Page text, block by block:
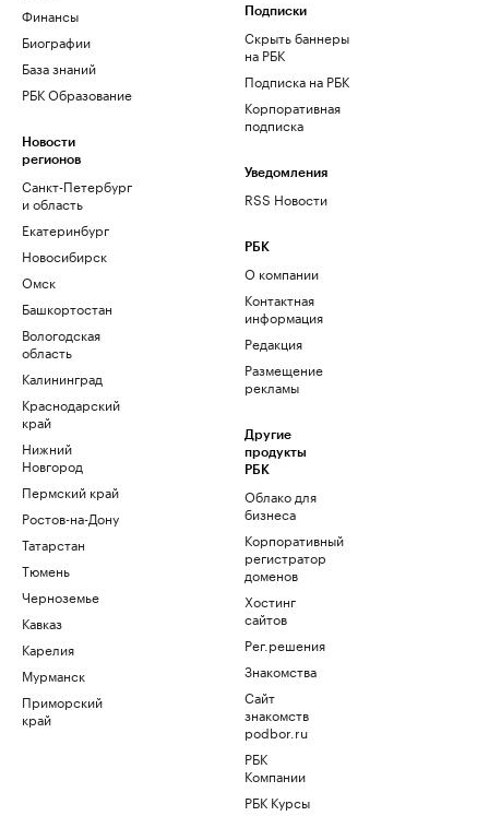
Финансы
Биографии
База знаний
РБК Образование
Новости
регионов
Санкт-Петербург
и область
Екатеринбург
Новосибирск
Омск
Башкортостан
Вологодская
область
Калининград
Краснодарский
край
Нижний
Новгород
Пермский край
Ростов-на-Дону
Татарстан
Тюмень
Черноземье
Кавказ
Карелия
Мурманск
Приморский
край
Подписки
Скрыть баннеры
на РБК
Подписка на РБК
Корпоративная
подписка
Уведомления
RSS Новости
РБК
О компании
Контактная
информация
Редакция
Размещение
рекламы
Другие
продукты
РБК
Облако для
бизнеса
Корпоративный
регистратор
доменов
Хостинг
сайтов
Рег.решения
Знакомства
Сайт
знакомств
podbor.ru
РБК
Компании
РБК Курсы